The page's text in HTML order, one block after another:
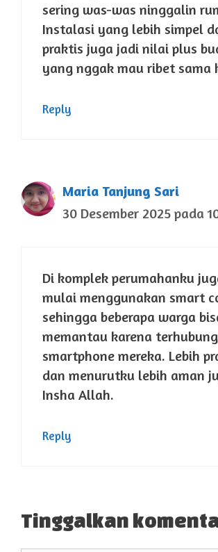
sering was-was ninggalin
Instalasi yang lebih simpel
praktis juga jadi nilai plus
yang nggak mau ribet sama
Reply
Maria Tanjung Sari
30 Desember 2025 pada
Di komplek perumahanku
mulai menggunakan smart
sehingga beberapa warga
memantau karena
smartphone mereka. Lebih
dan menurutku lebih aman
Insha Allah.
Reply
Tinggalkan